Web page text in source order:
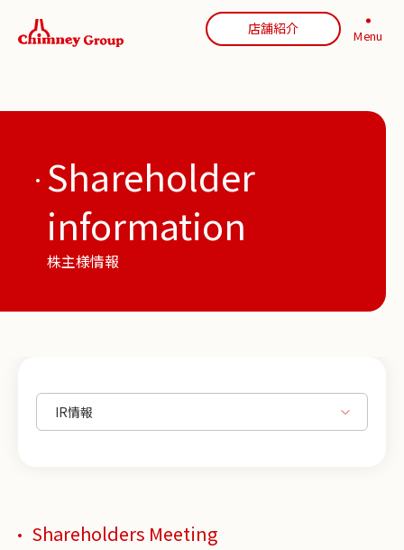
店舗紹介 Menu
Shareholder
information
株主様情報
Shareholders Meeting